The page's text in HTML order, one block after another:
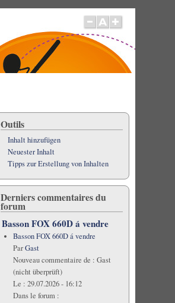
Outils
Inhalt hinzufügen
Neuester Inhalt
Tipps zur Erstellung von Inhalten
Derniers commentaires du
forum
Basson FOX 660D á vendre
Basson FOX 660D á vendre
ParGast
Nouveau commentaire de : Gast
(nicht überprüft)
Le : 29.07.2026 - 16:12
Dans le forum :